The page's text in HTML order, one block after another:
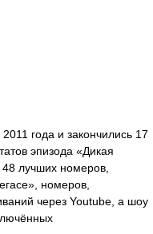
года и закончились 17
эпизода «Дикая
48 лучших номеров,
номеров,
через Youtube, а шоу